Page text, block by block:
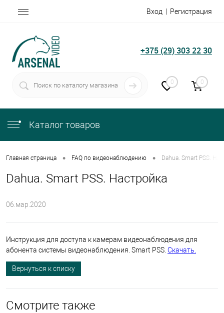
Вход Регистрация
+375 (29) 303 22 30
0 0
Каталог товаров
Главная страница • FAQ по видеонаблюдению • Dahua. Smart PSS.
Dahua. Smart PSS. Настройка
06.мар.2020
Инструкция для доступа к камерам видеонаблюдения для
абонента системы видеонаблюдения. Smart PSS. Скачать.
Вернуться к списку
Смотрите также